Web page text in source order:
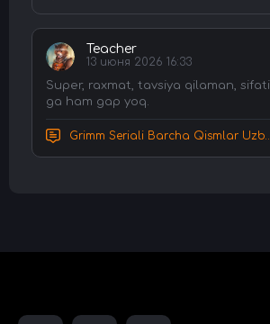
Teacher
13 июня 2026 16:33
Super, raxmat, tavsiya qilaman, sifati
ga ham gap yoq.
Grimm Seriali Barcha Qismlar Uzbek tilida Tarjima serial HD Skachat